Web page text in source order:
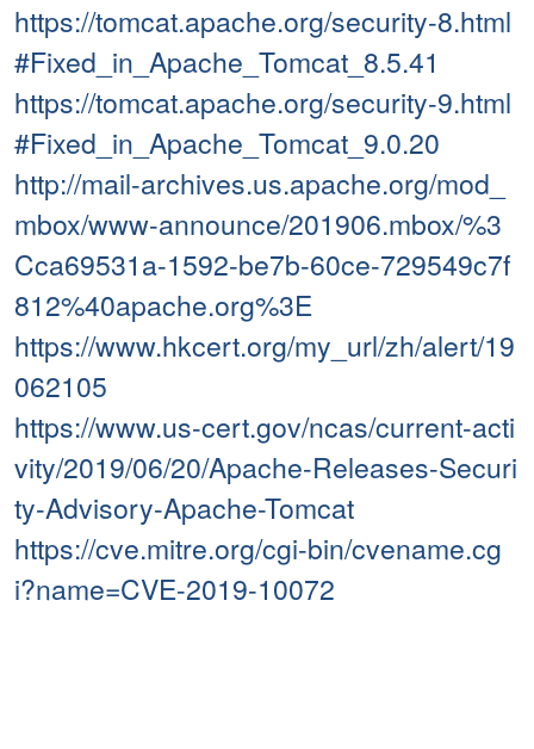
https://tomcat.apache.org/security-8.html
#Fixed_in_Apache_Tomcat_8.5.41
https://tomcat.apache.org/security-9.html
#Fixed_in_Apache_Tomcat_9.0.20
http://mail-archives.us.apache.org/mod_
mbox/www-announce/201906.mbox/%3
Cca69531a-1592-be7b-60ce-729549c7f
812%40apache.org%3E
https://www.hkcert.org/my_url/zh/alert/19
062105
https://www.us-cert.gov/ncas/current-acti
vity/2019/06/20/Apache-Releases-Securi
ty-Advisory-Apache-Tomcat
https://cve.mitre.org/cgi-bin/cvename.cg
i?name=CVE-2019-10072